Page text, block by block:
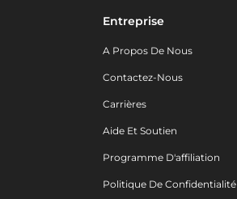
Entreprise
A Propos De Nous
Contactez-Nous
Carrières
Aide Et Soutien
Programme D'affiliation
Politique De Confidentialité